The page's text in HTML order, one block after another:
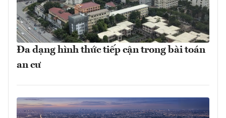
Đa dạng hình thức tiếp cận trong bài toán
an cư